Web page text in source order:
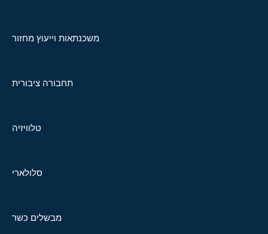
משכנתאות וייעוץ מחזור
תחבורה ציבורית
טלוויזיה
סלולארי
מבשלים כשר